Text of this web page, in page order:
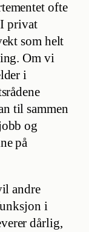
ofte
privat
som helt
Om vi
i
til sammen
og
på
andre
i
dårlig,